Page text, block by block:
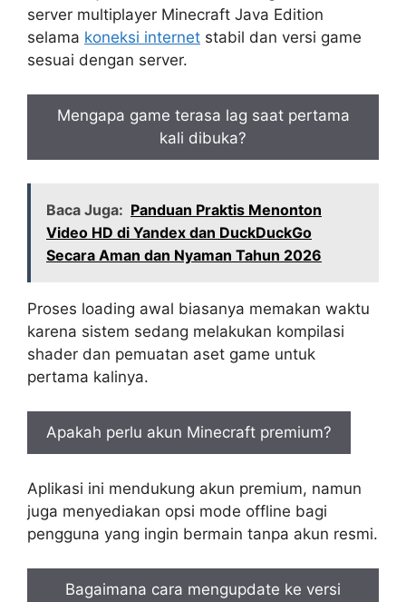
server multiplayer Minecraft Java Edition
selama koneksi internet stabil dan versi game
sesuai dengan server.
Mengapa game terasa lag saat pertama
kali dibuka?
Baca Juga: Panduan Praktis Menonton
Video HD di Yandex dan DuckDuckGo
Secara Aman dan Nyaman Tahun 2026
Proses loading awal biasanya memakan waktu
karena sistem sedang melakukan kompilasi
shader dan pemuatan aset game untuk
pertama kalinya.
Apakah perlu akun Minecraft premium?
Aplikasi ini mendukung akun premium, namun
juga menyediakan opsi mode offline bagi
pengguna yang ingin bermain tanpa akun resmi.
Bagaimana cara mengupdate ke versi